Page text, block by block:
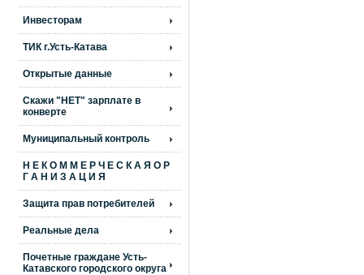
Инвесторам
ТИК г.Усть-Катава
Открытые данные
Скажи "НЕТ" зарплате в
конверте
Муниципальный контроль
Н Е К О М М Е Р Ч Е С К А Я О Р
Г А Н И З А Ц И Я
Защита прав потребителей
Реальные дела
Почетные граждане Усть-
Катавского городского округа